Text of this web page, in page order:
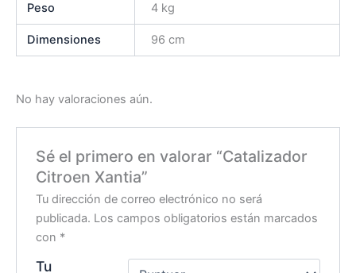
Peso 4 kg
Dimensiones 96 cm
No hay valoraciones aún.
Sé el primero en valorar “Catalizador
Citroen Xantia”
Tu dirección de correo electrónico no será
publicada. Los campos obligatorios están marcados
con *
Tu